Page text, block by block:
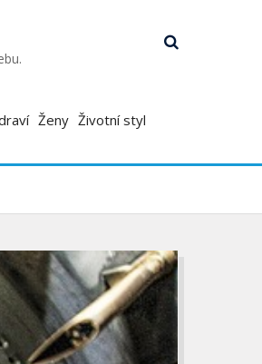
Ženy Životní styl